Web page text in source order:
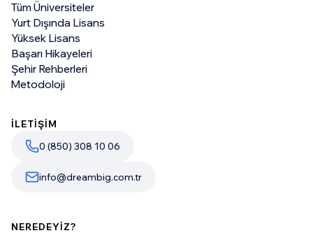
Tüm Üniversiteler
Yurt Dışında Lisans
Yüksek Lisans
Başarı Hikayeleri
Şehir Rehberleri
Metodoloji
İLETİŞİM
0 (850) 308 10 06
info@dreambig.com.tr
NEREDEYİZ?